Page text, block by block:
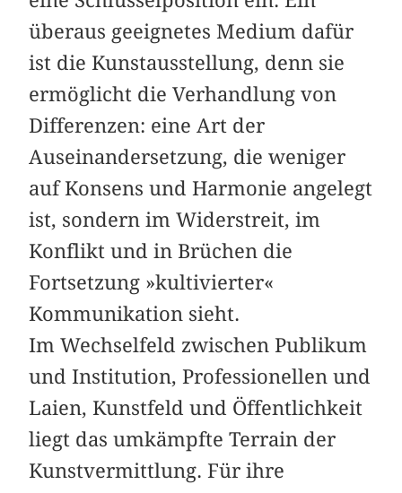
überaus geeignetes Medium dafür
ist die Kunstausstellung, denn sie
ermöglicht die Verhandlung von
Differenzen: eine Art der
Auseinandersetzung, die weniger
auf Konsens und Harmonie angelegt
ist, sondern im Widerstreit, im
Konflikt und in Brüchen die
Fortsetzung »kultivierter«
Kommunikation sieht.
Im Wechselfeld zwischen Publikum
und Institution, Professionellen und
Laien, Kunstfeld und Öffentlichkeit
liegt das umkämpfte Terrain der
Kunstvermittlung. Für ihre